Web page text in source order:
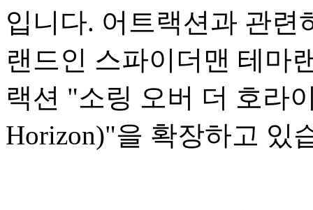
입니다. 어트랙션과 관련
랜드인 스파이더맨 테마
랙션 "소링 오버 더 호라
Horizon)"을 확장하고 있